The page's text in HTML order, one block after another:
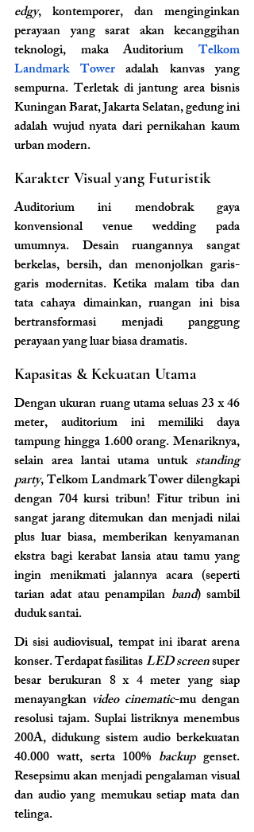
edgy, kontemporer, dan menginginkan
perayaan yang sarat akan kecanggihan
teknologi, maka Auditorium Telkom
Landmark Tower adalah kanvas yang
sempurna. Terletak di jantung area bisnis
Kuningan Barat, Jakarta Selatan, gedung ini
adalah wujud nyata dari pernikahan kaum
urban modern.
Karakter Visual yang Futuristik
Auditorium ini mendobrak gaya
konvensional venue wedding pada
umumnya. Desain ruangannya sangat
berkelas, bersih, dan menonjolkan garis-
garis modernitas. Ketika malam tiba dan
tata cahaya dimainkan, ruangan ini bisa
bertransformasi menjadi panggung
perayaan yang luar biasa dramatis.
Kapasitas & Kekuatan Utama
Dengan ukuran ruang utama seluas 23 x 46
meter, auditorium ini memiliki daya
tampung hingga 1.600 orang. Menariknya,
selain area lantai utama untuk standing
party, Telkom Landmark Tower dilengkapi
dengan 704 kursi tribun! Fitur tribun ini
sangat jarang ditemukan dan menjadi nilai
plus luar biasa, memberikan kenyamanan
ekstra bagi kerabat lansia atau tamu yang
ingin menikmati jalannya acara (seperti
tarian adat atau penampilan band) sambil
duduk santai.
Di sisi audiovisual, tempat ini ibarat arena
konser. Terdapat fasilitas LED screen super
besar berukuran 8 x 4 meter yang siap
menayangkan video cinematic-mu dengan
resolusi tajam. Suplai listriknya menembus
200A, didukung sistem audio berkekuatan
40.000 watt, serta 100% backup genset.
Resepsimu akan menjadi pengalaman visual
dan audio yang memukau setiap mata dan
telinga.